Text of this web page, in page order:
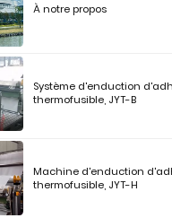
À notre propos
Système d'enduction
thermofusible, JYT-B
Machine d'enduction
thermofusible, JYT-H